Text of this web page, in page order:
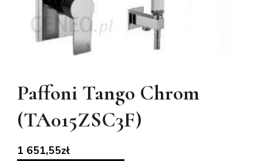
Paffoni Tango Chrom
(TA015ZSC3F)
1 651,55zł